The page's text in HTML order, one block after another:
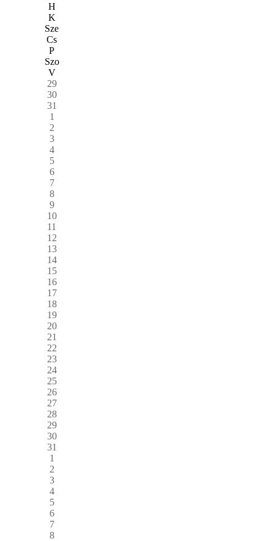
H
K
Sze
Cs
P
Szo
V
29
30
31
1
2
3
4
5
6
7
8
9
10
11
12
13
14
15
16
17
18
19
20
21
22
23
24
25
26
27
28
29
30
31
1
2
3
4
5
6
7
8